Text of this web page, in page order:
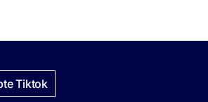
Tiktok